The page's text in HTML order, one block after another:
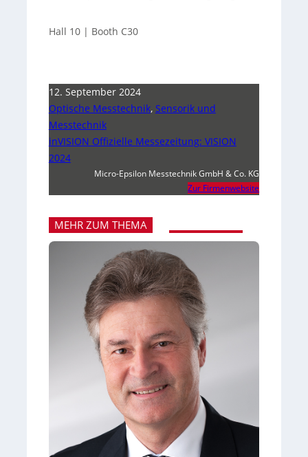
Hall 10 | Booth C30
12. September 2024
Optische Messtechnik, Sensorik und
Messtechnik
inVISION Offizielle Messezeitung: VISION
2024
Micro-Epsilon Messtechnik GmbH & Co. KG
Zur Firmenwebsite
MEHR ZUM THEMA